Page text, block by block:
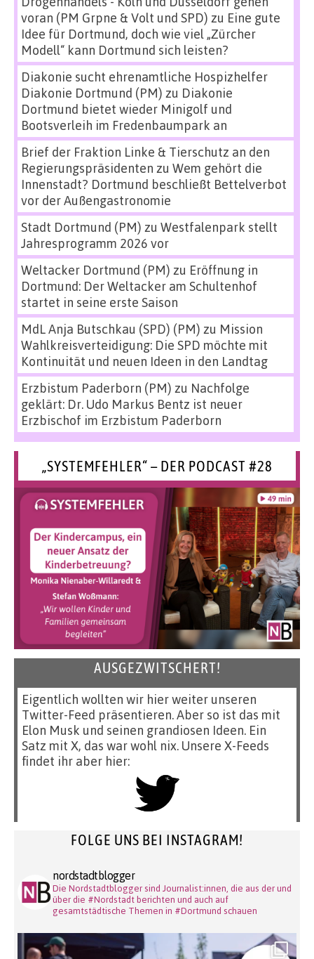
voran (PM Grpne & Volt und SPD) zu Eine gute
Idee für Dortmund, doch wie viel „Zürcher
Modell“ kann Dortmund sich leisten?
Diakonie sucht ehrenamtliche Hospizhelfer
Diakonie Dortmund (PM) zu Diakonie
Dortmund bietet wieder Minigolf und
Bootsverleih im Fredenbaumpark an
Brief der Fraktion Linke & Tierschutz an den
Regierungspräsidenten zu Wem gehört die
Innenstadt? Dortmund beschließt Bettelverbot
vor der Außengastronomie
Stadt Dortmund (PM) zu Westfalenpark stellt
Jahresprogramm 2026 vor
Weltacker Dortmund (PM) zu Eröffnung in
Dortmund: Der Weltacker am Schultenhof
startet in seine erste Saison
MdL Anja Butschkau (SPD) (PM) zu Mission
Wahlkreisverteidigung: Die SPD möchte mit
Kontinuität und neuen Ideen in den Landtag
Erzbistum Paderborn (PM) zu Nachfolge
geklärt: Dr. Udo Markus Bentz ist neuer
Erzbischof im Erzbistum Paderborn
„SYSTEMFEHLER“ – DER PODCAST #28
AUSGEZWITSCHERT!
Eigentlich wollten wir hier weiter unseren
Twitter-Feed präsentieren. Aber so ist das mit
Elon Musk und seinen grandiosen Ideen. Ein
Satz mit X, das war wohl nix. Unsere X-Feeds
findet ihr aber hier:
FOLGE UNS BEI INSTAGRAM!
nordstadtblogger
Die Nordstadtblogger sind Journalist:innen, die aus der und
über die #Nordstadt berichten und auch auf
gesamtstädtische Themen in #Dortmund schauen